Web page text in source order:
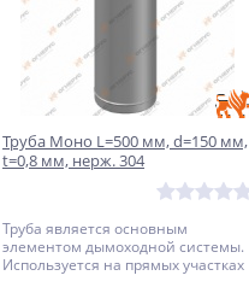
Труба Моно L=500 мм, d=150 мм,
t=0,8 мм, нерж. 304
Труба является основным
элементом дымоходной системы.
Используется на прямых участках